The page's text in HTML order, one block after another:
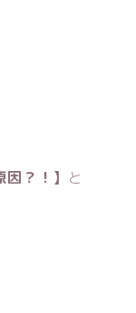
？！】 と